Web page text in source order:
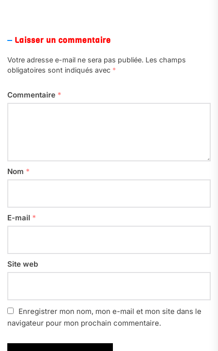
Laisser un commentaire
Votre adresse e-mail ne sera pas publiée. Les champs
obligatoires sont indiqués avec *
Commentaire *
Nom *
E-mail *
Site web
Enregistrer mon nom, mon e-mail et mon site dans le
navigateur pour mon prochain commentaire.